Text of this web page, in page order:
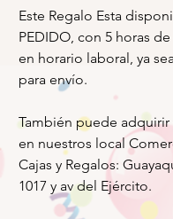
Este Regalo Esta
PEDIDO, con 5 horas
en horario laboral, ya
para envío.
También puede
en nuestros local
Cajas y Regalos:
1017 y av del Ejército.